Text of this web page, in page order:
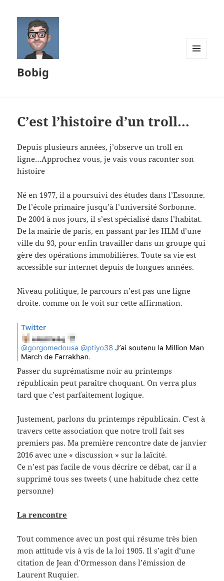
Bobig
C’est l’histoire d’un troll…
Depuis plusieurs années, j’observe un troll en
ligne…Approchez vous, je vais vous raconter son
histoire
Né en 1977, il a poursuivi des études dans l’Essonne.
De l’école primaire jusqu’à l’université Sorbonne.
De 2004 à nos jours, il s’est spécialisé dans l’habitat.
De la mairie de paris, en passant par les HLM d’une
ville du 93, pour enfin travailler dans un groupe qui
gère des opérations immobilières. Toute sa vie est
accessible sur internet depuis de longues années.
Niveau politique, le parcours n’est pas une ligne
droite. comme on le voit sur cette affirmation.
Passer du suprématisme noir au printemps
républicain peut paraître choquant. On verra plus
tard que c’est parfaitement logique.
Justement, parlons du printemps républicain. C’est à
travers cette association que notre troll fait ses
premiers pas. Ma première rencontre date de janvier
2016 avec une « discussion » sur la laïcité.
Ce n’est pas facile de vous décrire ce débat, car il a
supprimé tous ses tweets ( une habitude chez cette
personne)
La rencontre
Tout commence avec un post qui résume très bien
mon attitude vis à vis de la loi 1905. Il s’agit d’une
citation de Jean d’Ormesson dans l’émission de
Laurent Ruquier.